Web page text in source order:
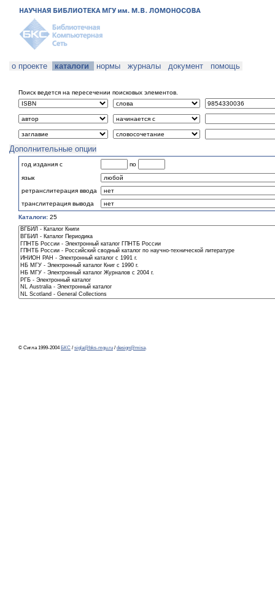
о проекте каталоги нормы журналы документ помощь
Поиск ведется на пересечении поисковых элементов.
Дополнительные опции
год издания с
по
язык
ретранслитерация ввода
транслитерация вывода
Каталоги: 25
© Сигла 1999-2004 БКС / sigla@bks-mgu.ru / design@misa.